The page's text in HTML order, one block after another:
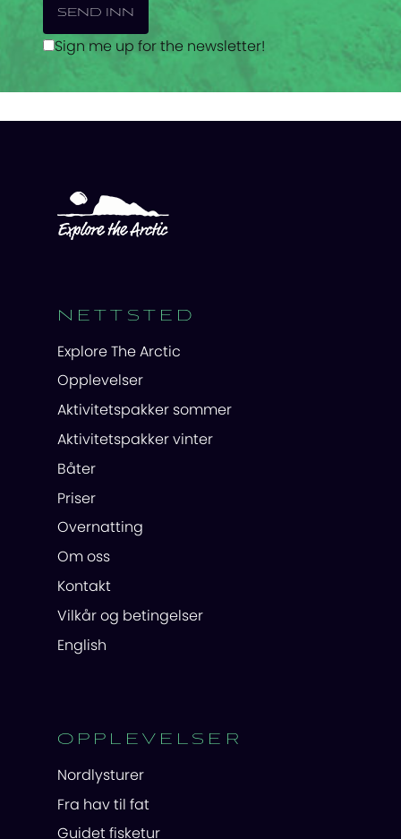
Sign me up for the newsletter!
NETTSTED
Explore The Arctic
Opplevelser
Aktivitetspakker sommer
Aktivitetspakker vinter
Båter
Priser
Overnatting
Om oss
Kontakt
Vilkår og betingelser
English
OPPLEVELSER
Nordlysturer
Fra hav til fat
Guidet fisketur